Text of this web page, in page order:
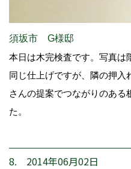
須坂市 G様邸
本日は木完検査です。写真は
同じ仕上げですが、隣の押入
さんの提案でつながりのある
た。
8. 2014年06月02日